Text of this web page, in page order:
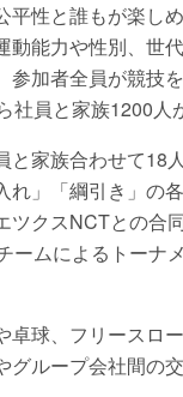
平性と誰もが楽し
動能力や性別、世
加者全員が競技を
社員と家族1200人
と家族合わせて18
れ」「綱引き」の
ツクスNCTとの合
ームによるトーナ
卓球、フリースロ
グループ会社間の